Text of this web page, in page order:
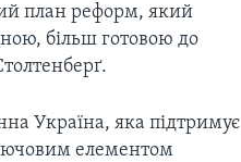
план реформ, який
більш готовою до
Україна, яка підтримує
елементом